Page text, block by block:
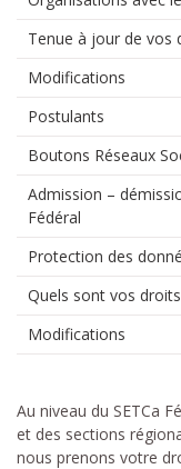
Tenue à jour de vos
Modifications
Postulants
Boutons Réseaux
Admission –
Fédéral
Protection des
Quels sont vos
Modifications
Au niveau du SETCa
et des sections
nous prenons votre